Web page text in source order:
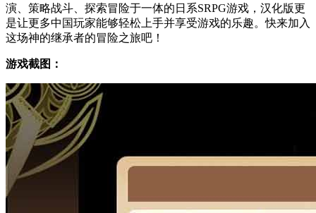
演、策略战斗、探索冒险于一体的日系SRPG游戏，汉化版更
是让更多中国玩家能够轻松上手并享受游戏的乐趣。快来加入
这场神的继承者的冒险之旅吧！
游戏截图：